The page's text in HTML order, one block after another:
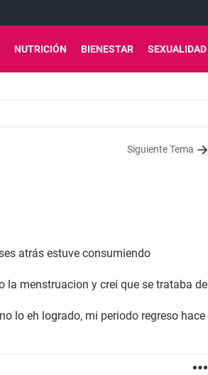
NUTRICIÓN BIENESTAR SEXUALIDAD
Siguiente Tema
atrás estuve consumiendo
la menstruacion y creí que se trataba de
lo eh logrado, mi periodo regreso hace